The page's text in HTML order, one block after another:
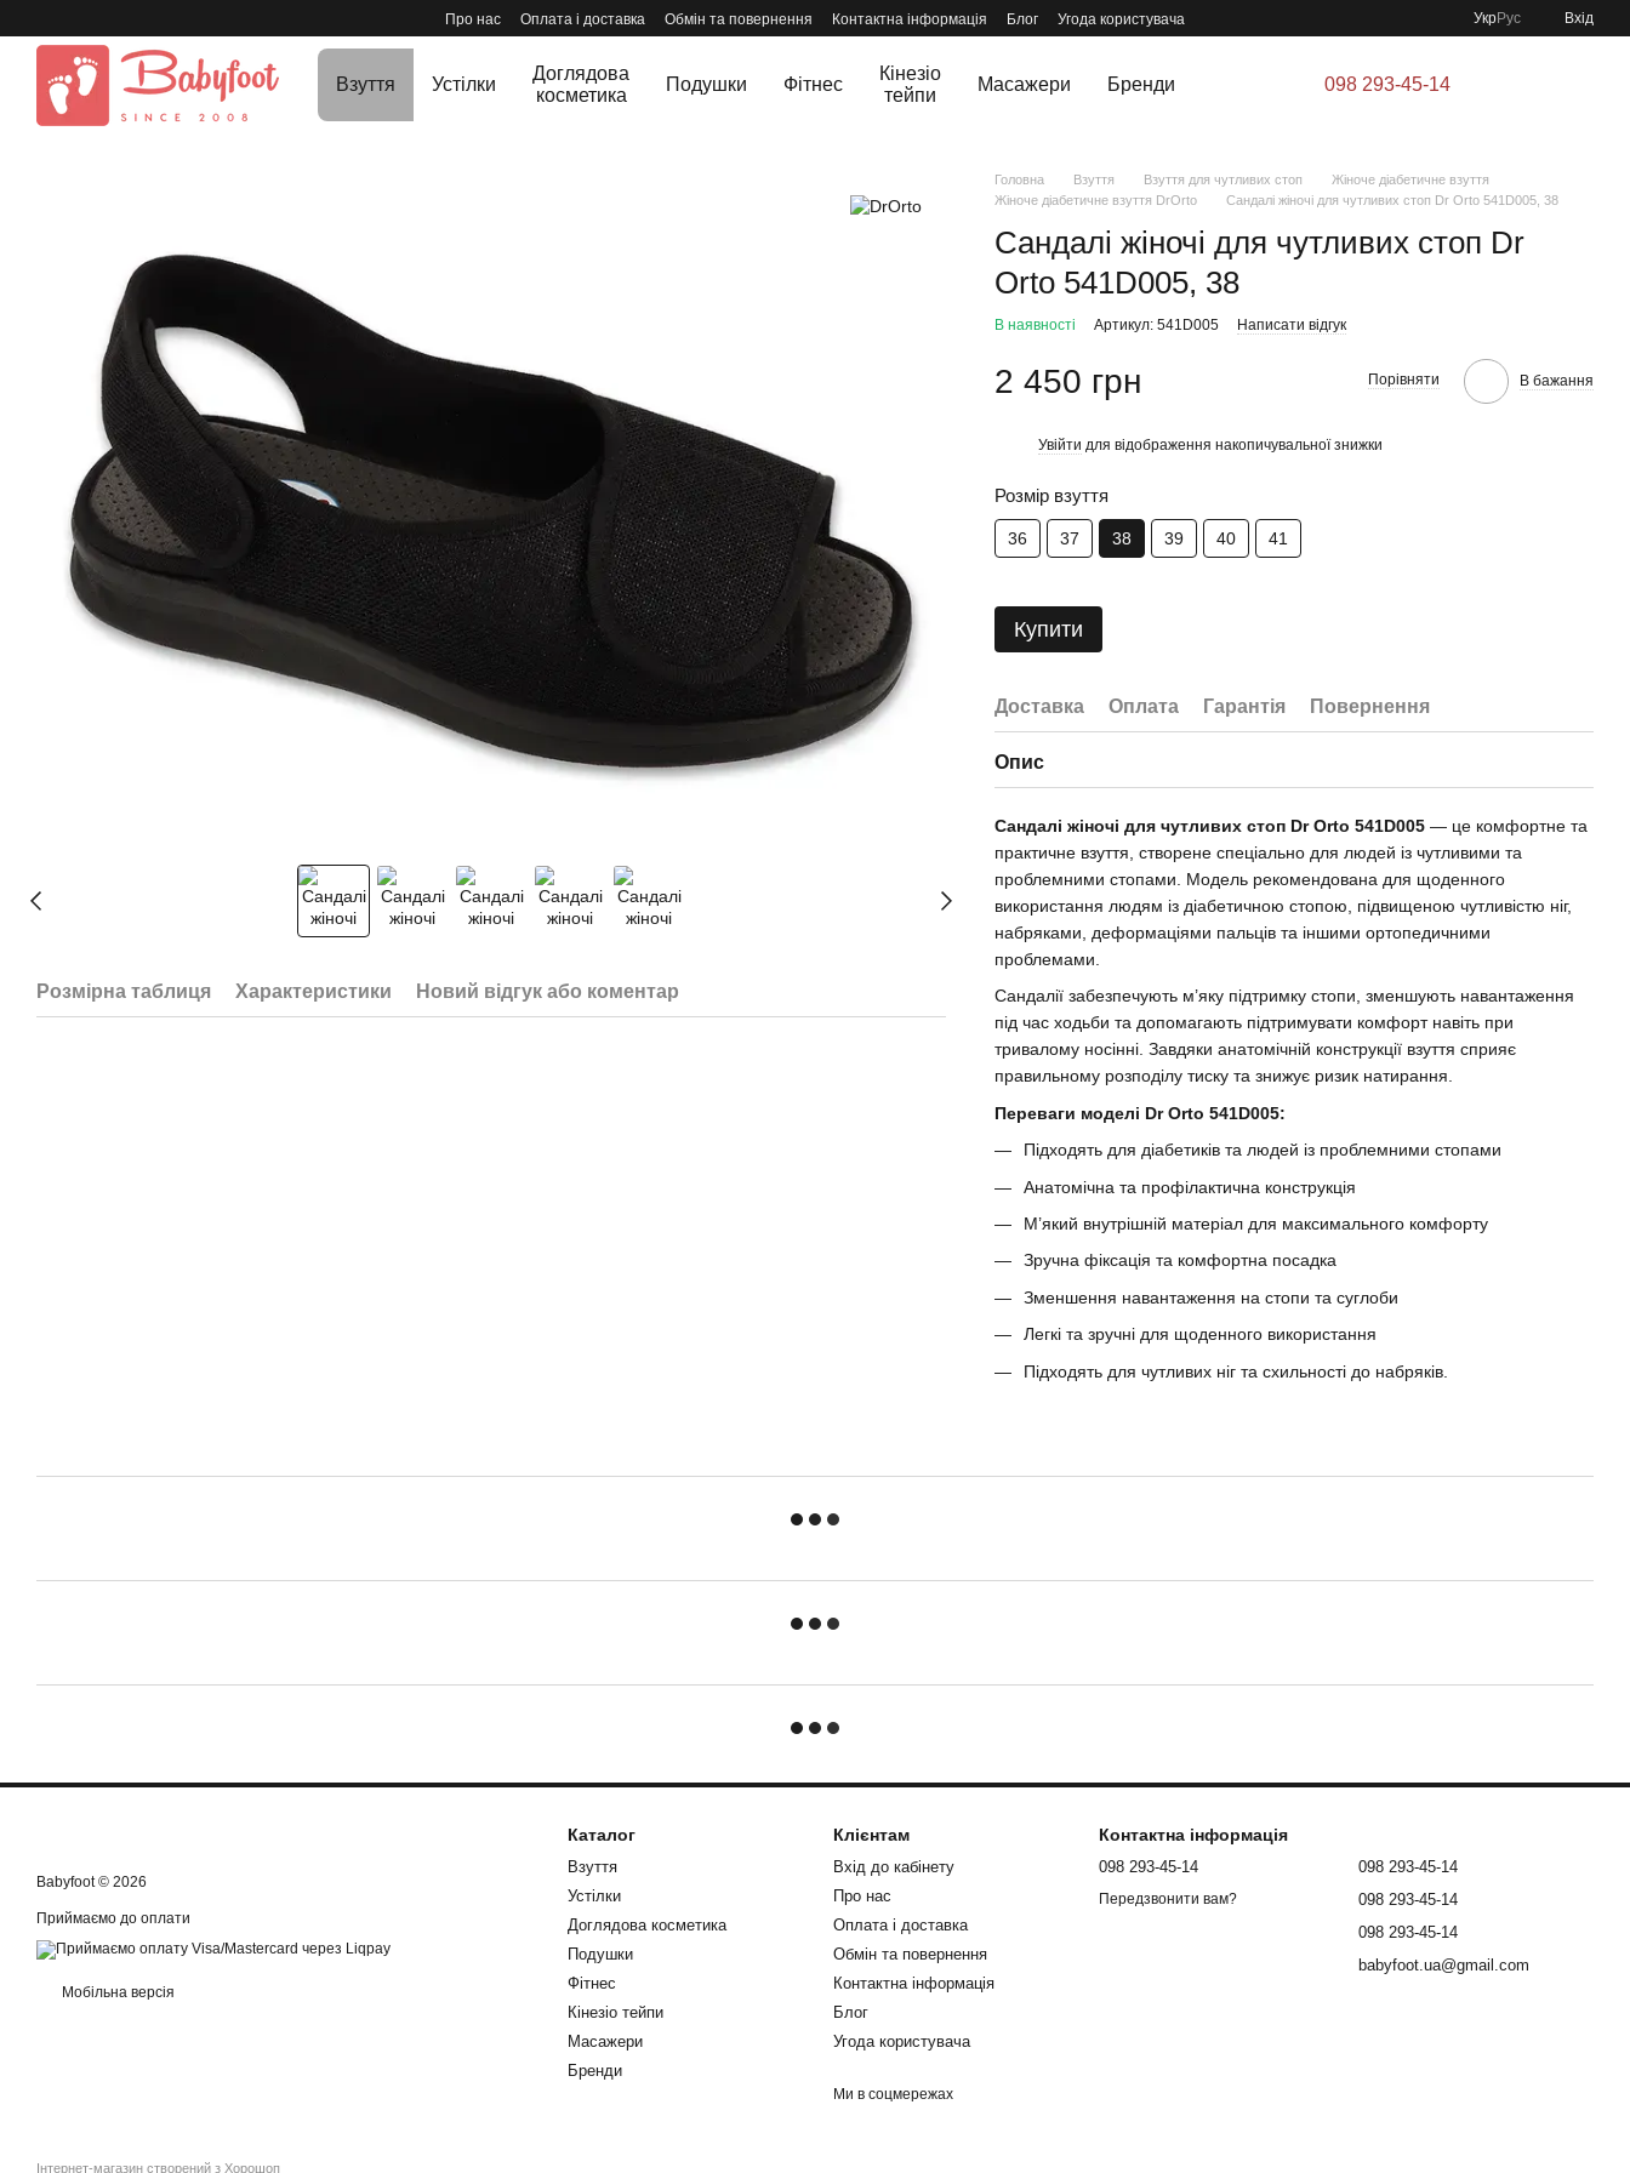
Про нас Оплата і доставка Обмін та повернення Контактна інформація Блог Угода користувача УкрРус Вхід
Взуття Устілки
Доглядова
косметика
Подушки Фітнес
Кінезіо
тейпи
Масажери Бренди 098 293-45-14
Розмірна таблиця Характеристики Новий відгук або коментар
Головна Взуття Взуття для чутливих стоп
Жіноче діабетичне взуття
Жіноче діабетичне взуття DrOrto
Cандалі жіночі для чутливих стоп Dr Orto 541D005, 38
Cандалі жіночі для чутливих стоп Dr
Orto 541D005, 38
В наявності Артикул: 541D005 Написати відгук
2 450 грн Порівняти В бажання
Увійти для відображення накопичувальної знижки
Розмір взуття
36 37 38 39 40 41
Купити
Доставка Оплата Гарантія Повернення
Опис
Cандалі жіночі для чутливих стоп Dr Orto 541D005— це комфортне та
практичне взуття, створене спеціально для людей із чутливими та
проблемними стопами. Модель рекомендована для щоденного
використання людям із діабетичною стопою, підвищеною чутливістю ніг,
набряками, деформаціями пальців та іншими ортопедичними
проблемами.
Сандалії забезпечують м’яку підтримку стопи, зменшують навантаження
під час ходьби та допомагають підтримувати комфорт навіть при
тривалому носінні. Завдяки анатомічній конструкції взуття сприяє
правильному розподілу тиску та знижує ризик натирання.
Переваги моделі Dr Orto 541D005:
Підходять для діабетиків та людей із проблемними стопами
Анатомічна та профілактична конструкція
М’який внутрішній матеріал для максимального комфорту
Зручна фіксація та комфортна посадка
Зменшення навантаження на стопи та суглоби
Легкі та зручні для щоденного використання
Підходять для чутливих ніг та схильності до набряків.
Babyfoot © 2026
Приймаємо до оплати
Мобільна версія
Інтернет-магазин створений з Хорошоп
Каталог
Взуття
Устілки
Доглядова косметика
Подушки
Фітнес
Кінезіо тейпи
Масажери
Бренди
Клієнтам
Вхід до кабінету
Про нас
Оплата і доставка
Обмін та повернення
Контактна інформація
Блог
Угода користувача
Ми в соцмережах
Контактна інформація
098 293-45-14
Передзвонити вам?
098 293-45-14
098 293-45-14
098 293-45-14
babyfoot.ua@gmail.com